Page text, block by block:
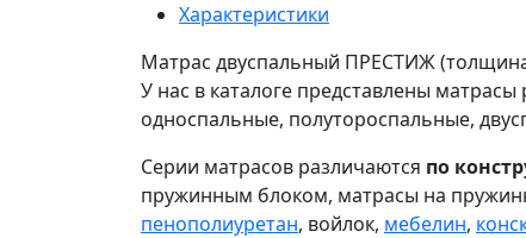
Характеристики
Матрас двуспальный ПРЕСТИЖ
У нас в каталоге представлены
односпальные, полутороспальные,
Серии матрасов различаются по
пружинным блоком, матрасы на
пенополиуретан, войлок, мебелин,